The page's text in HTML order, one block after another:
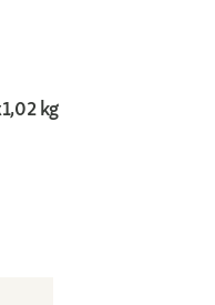
kg